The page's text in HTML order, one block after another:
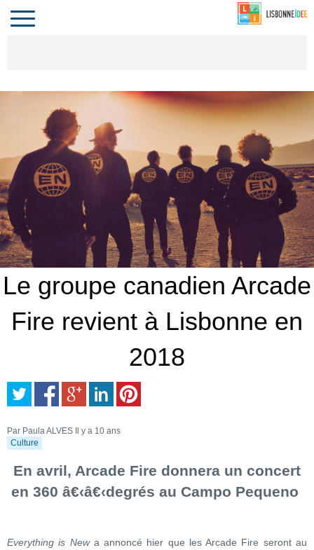
LE PORTUGAL
Toggle
navigation
Le groupe canadien Arcade
Fire revient à Lisbonne en
2018
Par Paula ALVES
Il y a 10 ans
Culture
En avril, Arcade Fire donnera un concert
en 360 â€‹â€‹degrés au Campo Pequeno
Everything is Newa annoncé hier que les Arcade Fire seront au